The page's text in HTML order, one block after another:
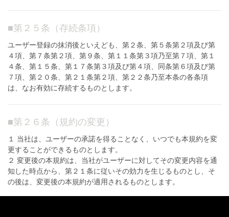
■第２５条（存続条項）
ユーザー登録の抹消後といえども、第２条、第５条第２項及び第
４項、第７条第２項、第９条、第１１条第３項乃至第７項、第１
４条、第１５条、第１７条第３項及び第４項、同条第６項及び第
７項、第２０条、第２１条第２項、第２２条乃至本条の各条項
は、なお有効に存続するものとします。
■第２６条（規約の変更）
１ 当社は、ユーザーの承諾を得ることなく、いつでも本規約を変
更することができるものとします。
２ 変更後の本規約は、当社がユーザーに対してその変更内容を通
知した時点から、第２１条に従いその効力を生じるものとし、そ
の後は、変更後の本規約が適用されるものとします。